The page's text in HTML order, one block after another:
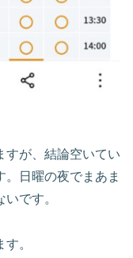
すが、結論空いてい
。日曜の夜でまあま
です。
。